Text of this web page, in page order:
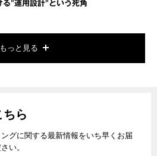
る"運用設計"という死角
もっと見る
ちら
グに関する最新情報をいち早くお届
い。